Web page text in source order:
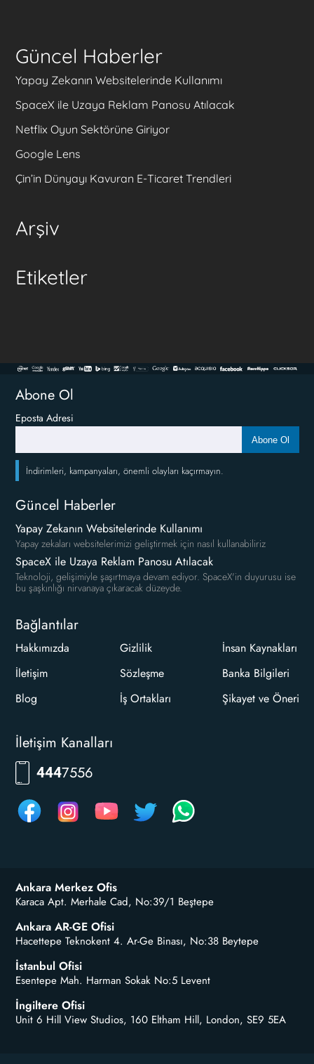
Güncel Haberler
Yapay Zekanın Websitelerinde Kullanımı
SpaceX ile Uzaya Reklam Panosu Atılacak
Netflix Oyun Sektörüne Giriyor
Google Lens
Çin’in Dünyayı Kavuran E-Ticaret Trendleri
Arşiv
Etiketler
Abone Ol
Eposta Adresi
Abone Ol
İndirimleri, kampanyaları, önemli olayları kaçırmayın.
Güncel Haberler
Yapay Zekanın Websitelerinde Kullanımı
Yapay zekaları websitelerimizi geliştirmek için nasıl kullanabiliriz
SpaceX ile Uzaya Reklam Panosu Atılacak
Teknoloji, gelişimiyle şaşırtmaya devam ediyor. SpaceX'in duyurusu ise
bu şaşkınlığı nirvanaya çıkaracak düzeyde.
Bağlantılar
Hakkımızda
İletişim
Blog
Gizlilik
Sözleşme
İş Ortakları
İnsan Kaynakları
Banka Bilgileri
Şikayet ve Öneri
İletişim Kanalları
444RKLM
Ankara Merkez Ofis
Karaca Apt. Merhale Cad, No:39/1 Beştepe
Ankara AR-GE Ofisi
Hacettepe Teknokent 4. Ar-Ge Binası, No:38 Beytepe
İstanbul Ofisi
Esentepe Mah. Harman Sokak No:5 Levent
İngiltere Ofisi
Unit 6 Hill View Studios, 160 Eltham Hill, London, SE9 5EA